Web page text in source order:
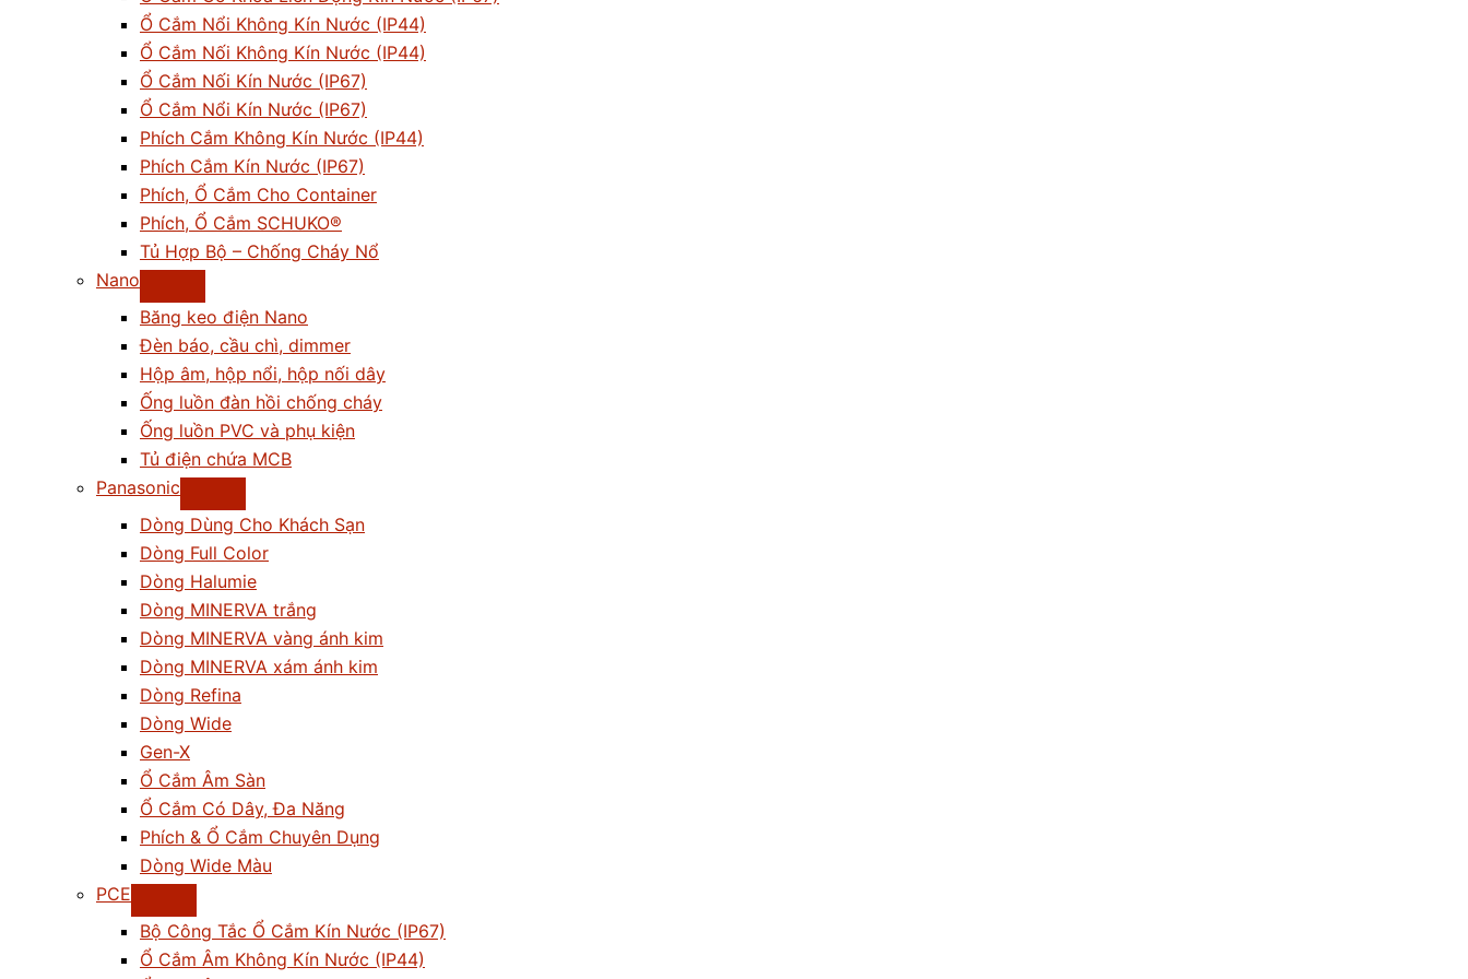
Ổ Cắm Nổi Không Kín Nước (IP44)
Ổ Cắm Nối Không Kín Nước (IP44)
Ổ Cắm Nối Kín Nước (IP67)
Ổ Cắm Nổi Kín Nước (IP67)
Phích Cắm Không Kín Nước (IP44)
Phích Cắm Kín Nước (IP67)
Phích, Ổ Cắm Cho Container
Phích, Ổ Cắm SCHUKO®
Tủ Hợp Bộ – Chống Cháy Nổ
Nano
Băng keo điện Nano
Đèn báo, cầu chì, dimmer
Hộp âm, hộp nổi, hộp nối dây
Ống luồn đàn hồi chống cháy
Ống luồn PVC và phụ kiện
Tủ điện chứa MCB
Panasonic
Dòng Dùng Cho Khách Sạn
Dòng Full Color
Dòng Halumie
Dòng MINERVA trắng
Dòng MINERVA vàng ánh kim
Dòng MINERVA xám ánh kim
Dòng Refina
Dòng Wide
Gen-X
Ổ Cắm Âm Sàn
Ổ Cắm Có Dây, Đa Năng
Phích & Ổ Cắm Chuyên Dụng
Dòng Wide Màu
PCE
Bộ Công Tắc Ổ Cắm Kín Nước (IP67)
Ổ Cắm Âm Không Kín Nước (IP44)